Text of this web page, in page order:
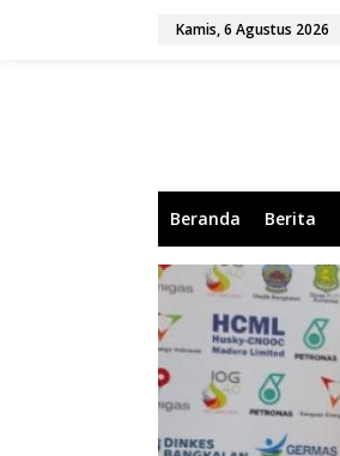
Kamis, 6 Agustus 2026
Beranda Berita